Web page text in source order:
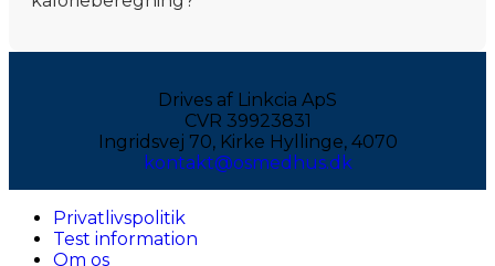
Drives af Linkcia ApS
CVR 39923831
Ingridsvej 70, Kirke Hyllinge, 4070
kontakt@osmedhus.dk
Privatlivspolitik
Test information
Om os